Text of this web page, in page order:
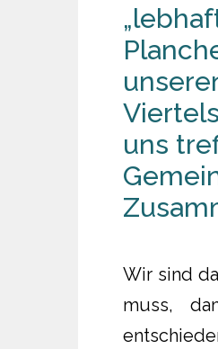
uns
Wir sind
muss,